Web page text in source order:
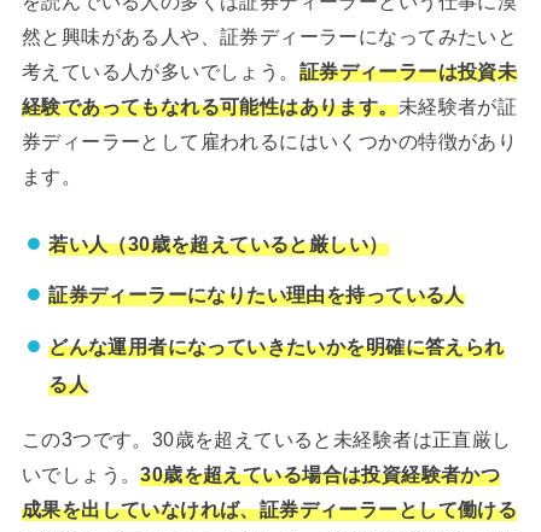
然と興味がある人や、証券ディーラーになってみたいと
考えている人が多いでしょう。 証券ディーラーは投資未
経験であってもなれる可能性はあります。未経験者が証
券ディーラーとして雇われるにはいくつかの特徴があり
ます。
若い人（30歳を超えていると厳しい）
証券ディーラーになりたい理由を持っている人
どんな運用者になっていきたいかを明確に答えられ
る人
この3つです。30歳を超えていると未経験者は正直厳し
いでしょう。30歳を超えている場合は投資経験者かつ
成果を出していなければ、証券ディーラーとして働ける